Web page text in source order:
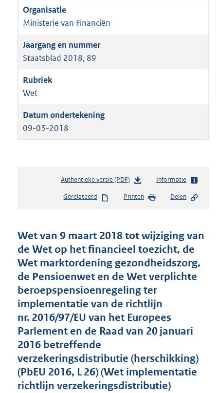
Ministerie van Financiën
Staatsblad 2018, 89
Wet
09-03-2018
Authentieke versie (PDF)b
s
d
s
g
r
o
o
t
t
e
:
9
K
b
Informatie
Gerelateerd Printen Delen
Wet van 9 maart 2018 tot wijziging van
de Wet op het financieel toezicht, de
Wet marktordening gezondheidszorg,
de Pensioenwet en de Wet verplichte
beroepspensioenregeling ter
implementatie van de richtlijn
nr. 2016/97/EU van het Europees
Parlement en de Raad van 20 januari
2016 betreffende
verzekeringsdistributie (herschikking)
(PbEU 2016, L 26) (Wet implementatie
richtlijn verzekeringsdistributie)